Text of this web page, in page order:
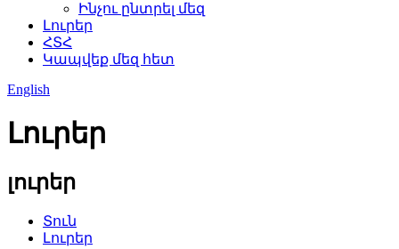
Ինչու ընտրել մեզ
Լուրեր
ՀՏՀ
Կապվեք մեզ հետ
English
Լուրեր
լուրեր
Տուն
Լուրեր